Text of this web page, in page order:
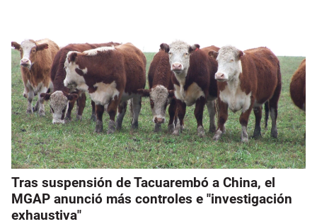
Tras suspensión de Tacuarembó a China, el
MGAP anunció más controles e "investigación
exhaustiva"